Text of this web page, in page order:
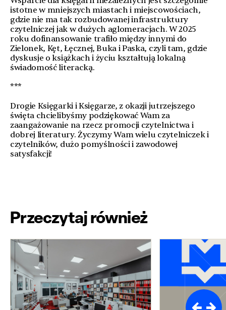
istotne w mniejszych miastach i miejscowościach,
gdzie nie ma tak rozbudowanej infrastruktury
czytelniczej jak w dużych aglomeracjach. W 2025
roku dofinansowanie trafiło między innymi do
Zielonek, Kęt, Łęcznej, Buka i Paska, czyli tam, gdzie
dyskusje o książkach i życiu kształtują lokalną
świadomość literacką.
***
Drogie Księgarki i Księgarze, z okazji jutrzejszego
święta chcielibyśmy podziękować Wam za
zaangażowanie na rzecz promocji czytelnictwa i
dobrej literatury. Życzymy Wam wielu czytelniczek i
czytelników, dużo pomyślności i zawodowej
satysfakcji!
Przeczytaj również